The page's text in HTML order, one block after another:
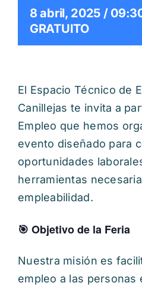
8 abril, 2025 /
GRATUITO
El Espacio Técnico de
Canillejas te invita a
Empleo que hemos
evento diseñado para
oportunidades
herramientas
empleabilidad.
🎯 Objetivo de la Feria
Nuestra misión es
empleo a las personas